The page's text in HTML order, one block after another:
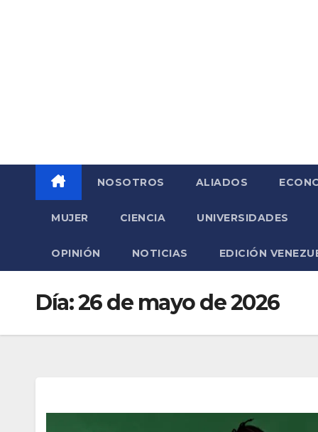
NOSOTROS ALIADOS
MUJER CIENCIA UNIVERSIDADES
OPINIÓN NOTICIAS EDICIÓN
Día:26 de mayo de 2026